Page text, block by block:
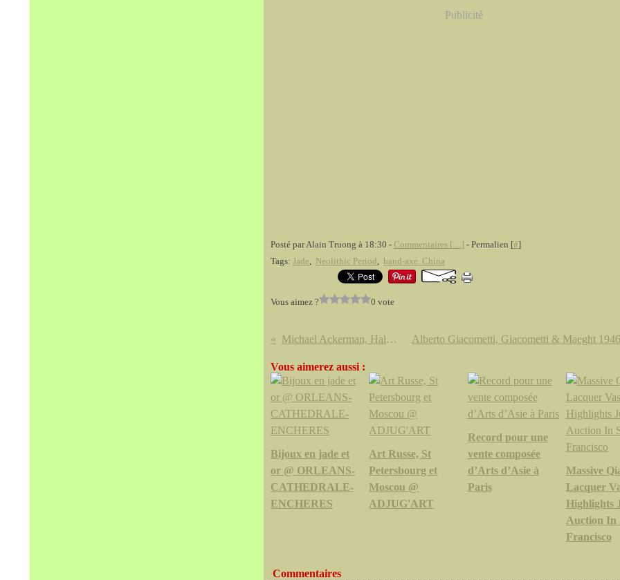
Publicité
Posté par Alain Truong à 18:30 - Commentaires [… ] - Permalien [#]
Tags: Jade, Neolithic Period, hand-axe. China
Vous aimez ? 0 vote
Michael Ackerman, Half life @ Stimultania, Strasbourg
Vous aimerez aussi :
Bijoux en jade et
or @ ORLEANS-
CATHEDRALE-
ENCHERES
Art Russe, St
Petersbourg et
Moscou @
ADJUG'ART
Record pour une
vente composée
d’Arts d’Asie à
Paris
Massive
Lacquer
Highlights
Auction In
Francisco
Commentaires